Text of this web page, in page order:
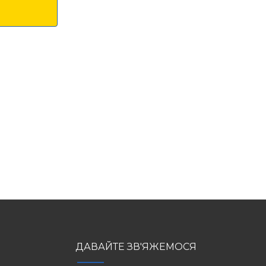
ДАВАЙТЕ ЗВ'ЯЖЕМОСЯ